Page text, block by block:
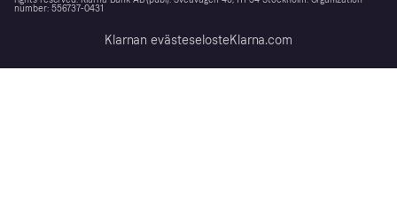
number: 556737-0431
Klarnan evästeselosteKlarna.com